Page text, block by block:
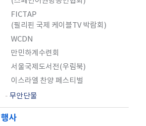
FICTAP
(필리핀 국제 케이블TV 박람회)
WCDN
만민하계수련회
서울국제도서전(우림북)
이스라엘 찬양 페스티벌
- 무안단물
행사